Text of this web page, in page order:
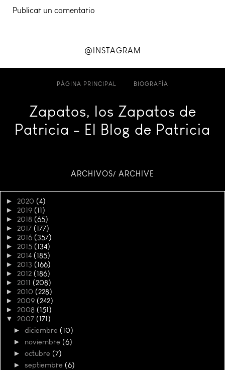
Publicar un comentario
@INSTAGRAM
PÁGINA PRINCIPAL BIOGRAFÍA
Zapatos, los Zapatos de
Patricia - El Blog de Patricia
ARCHIVOS/ ARCHIVE
► 2020 (4)
► 2019 (11)
► 2018 (65)
► 2017 (177)
► 2016 (357)
► 2015 (134)
► 2014 (185)
► 2013 (166)
► 2012 (186)
► 2011 (208)
► 2010 (228)
► 2009 (242)
► 2008 (151)
▼ 2007 (171)
► diciembre (10)
► noviembre (6)
► octubre (7)
► septiembre (6)